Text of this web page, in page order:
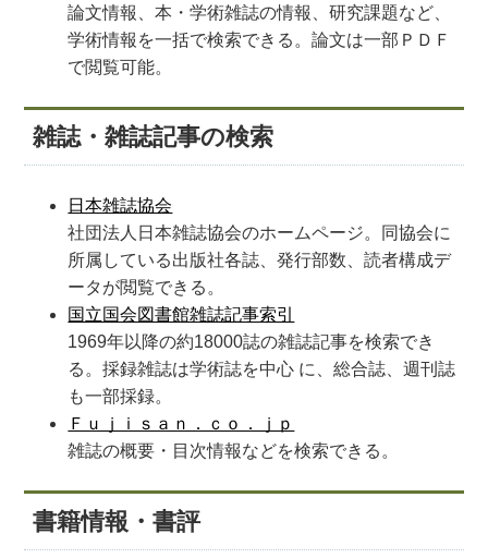
論文情報、本・学術雑誌の情報、研究課題など、
学術情報を一括で検索できる。論文は一部ＰＤＦ
で閲覧可能。
雑誌・雑誌記事の検索
日本雑誌協会
社団法人日本雑誌協会のホームページ。同協会に
所属している出版社各誌、発行部数、読者構成デ
ータが閲覧できる。
国立国会図書館雑誌記事索引
1969年以降の約18000誌の雑誌記事を検索でき
る。採録雑誌は学術誌を中心 に、総合誌、週刊誌
も一部採録。
Ｆｕｊｉｓａｎ．ｃｏ．ｊｐ
雑誌の概要・目次情報などを検索できる。
書籍情報・書評